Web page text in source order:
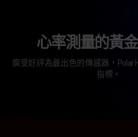
心率測量的黃
廣受好評為最出色的傳感器，Polar
指標。